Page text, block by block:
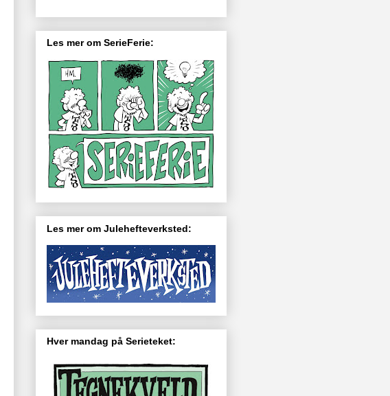
Les mer om SerieFerie:
Les mer om Julehefteverksted:
Hver mandag på Serieteket: